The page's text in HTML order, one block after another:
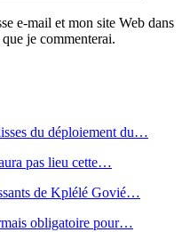
e-mail et mon site Web dans
je commenterai.
du déploiement du…
pas lieu cette…
de Kplélé Govié…
obligatoire pour…